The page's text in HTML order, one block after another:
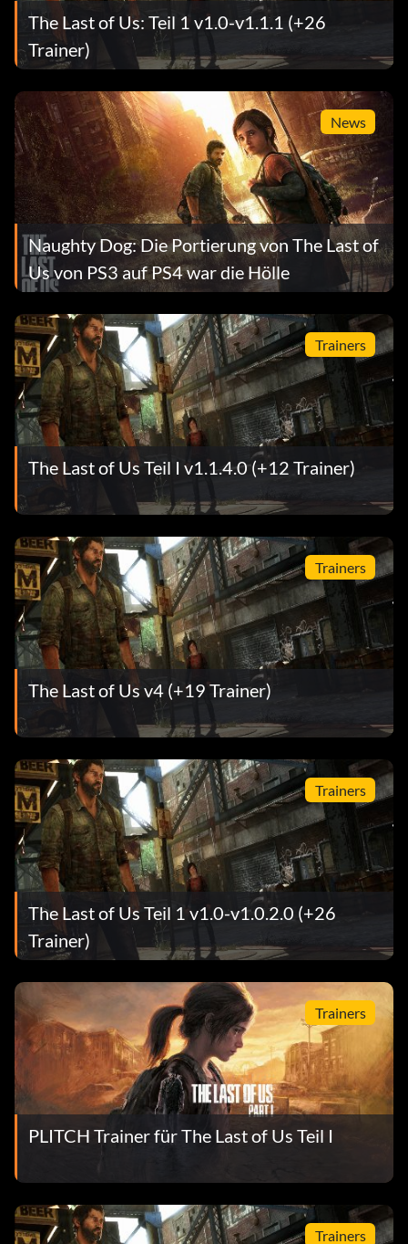
The Last of Us: Teil 1 v1.0-v1.1.1 (+26
Trainer)
News
Naughty Dog: Die Portierung von The Last of
Us von PS3 auf PS4 war die Hölle
Trainers
The Last of Us Teil I v1.1.4.0 (+12 Trainer)
Trainers
The Last of Us v4 (+19 Trainer)
Trainers
The Last of Us Teil 1 v1.0-v1.0.2.0 (+26
Trainer)
Trainers
PLITCH Trainer für The Last of Us Teil I
Trainers